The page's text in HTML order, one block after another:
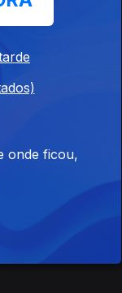
onde ficou,